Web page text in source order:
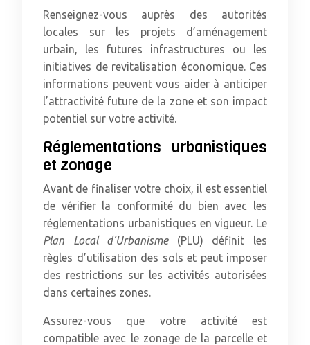
Renseignez-vous auprès des autorités
locales sur les projets d’aménagement
urbain, les futures infrastructures ou les
initiatives de revitalisation économique. Ces
informations peuvent vous aider à anticiper
l’attractivité future de la zone et son impact
potentiel sur votre activité.
Réglementations urbanistiques
et zonage
Avant de finaliser votre choix, il est essentiel
de vérifier la conformité du bien avec les
réglementations urbanistiques en vigueur. Le
Plan Local d’Urbanisme (PLU) définit les
règles d’utilisation des sols et peut imposer
des restrictions sur les activités autorisées
dans certaines zones.
Assurez-vous que votre activité est
compatible avec le zonage de la parcelle et